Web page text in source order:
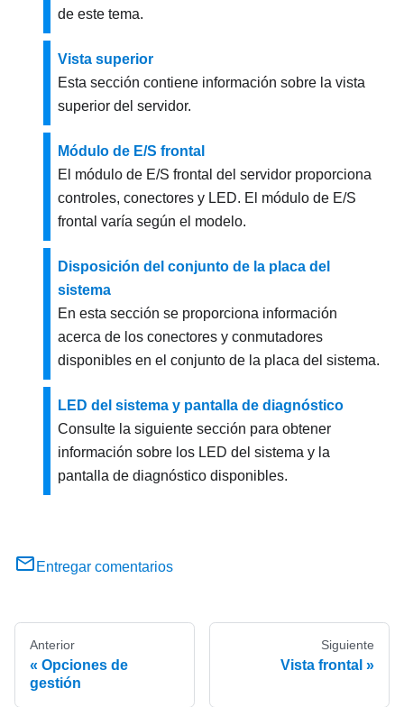
de este tema.
Vista superior
Esta sección contiene información sobre la vista
superior del servidor.
Módulo de E/S frontal
El módulo de E/S frontal del servidor proporciona
controles, conectores y LED. El módulo de E/S
frontal varía según el modelo.
Disposición del conjunto de la placa del
sistema
En esta sección se proporciona información
acerca de los conectores y conmutadores
disponibles en el conjunto de la placa del sistema.
LED del sistema y pantalla de diagnóstico
Consulte la siguiente sección para obtener
información sobre los LED del sistema y la
pantalla de diagnóstico disponibles.
Entregar comentarios
Anterior
Opciones de
gestión
Siguiente
Vista frontal